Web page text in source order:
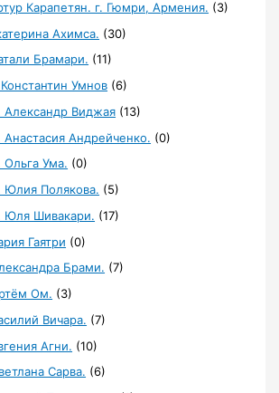
Карапетян. г. Гюмри, Армения. (3)
Ахимса. (30)
Брамари. (11)
Умнов (6)
Александр Виджая (13)
Андрейченко. (0)
Ольга Ума. (0)
Юлия Полякова. (5)
Юля Шивакари. (17)
Гаятри (0)
Брами. (7)
Ом. (3)
Вичара. (7)
Агни. (10)
Сарва. (6)